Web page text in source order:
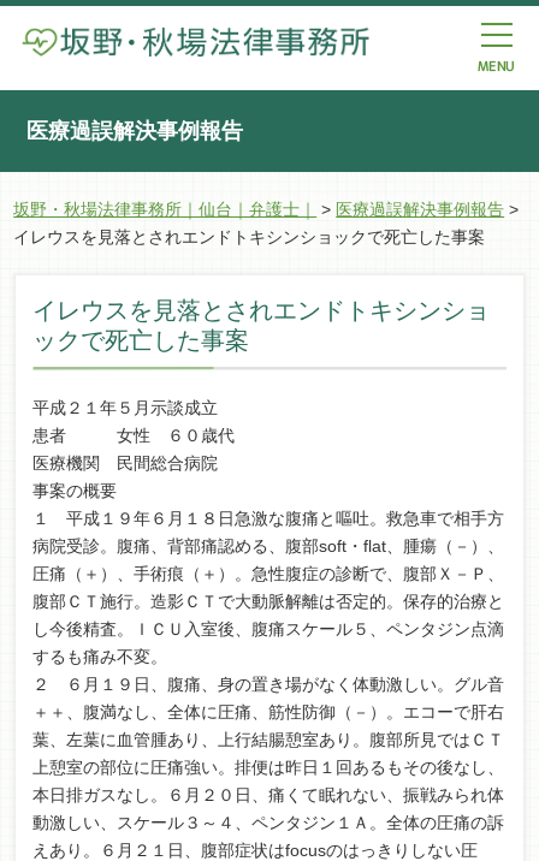
医療過誤解決事例報告
坂野・秋場法律事務所｜仙台｜弁護士｜ > 医療過誤解決事例報告 >
イレウスを見落とされエンドトキシンショックで死亡した事案
イレウスを見落とされエンドトキシンショ
ックで死亡した事案
平成２１年５月示談成立
患者 女性 ６０歳代
医療機関 民間総合病院
事案の概要
１ 平成１９年６月１８日急激な腹痛と嘔吐。救急車で相手方
病院受診。腹痛、背部痛認める、腹部soft・flat、腫瘍（－）、
圧痛（＋）、手術痕（＋）。急性腹症の診断で、腹部Ｘ－Ｐ、
腹部ＣＴ施行。造影ＣＴで大動脈解離は否定的。保存的治療と
し今後精査。ＩＣＵ入室後、腹痛スケール５、ペンタジン点滴
するも痛み不変。
２ ６月１９日、腹痛、身の置き場がなく体動激しい。グル音
＋＋、腹満なし、全体に圧痛、筋性防御（－）。エコーで肝右
葉、左葉に血管腫あり、上行結腸憩室あり。腹部所見ではＣＴ
上憩室の部位に圧痛強い。排便は昨日１回あるもその後なし、
本日排ガスなし。６月２０日、痛くて眠れない、振戦みられ体
動激しい、スケール３～４、ペンタジン１Ａ。全体の圧痛の訴
えあり。６月２１日、腹部症状はfocusのはっきりしない圧